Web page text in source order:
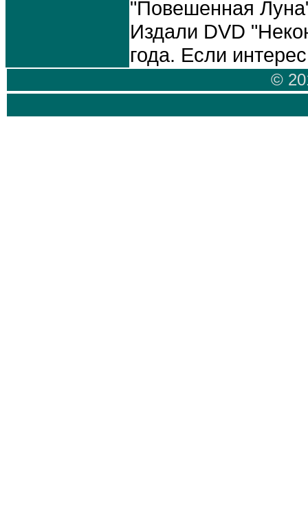
"Повешенная
Издали DVD
года. Если
©